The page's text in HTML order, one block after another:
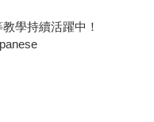
學持續活躍中！